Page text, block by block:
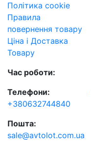
Політика cookie
Правила
повернення товару
Ціна і Доставка
Товару
Час роботи:
Телефони:
+380632744840
Пошта:
sale@avtolot.com.ua